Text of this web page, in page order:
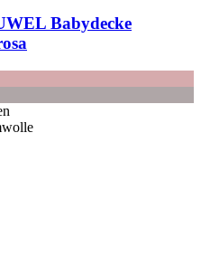
Babydecke